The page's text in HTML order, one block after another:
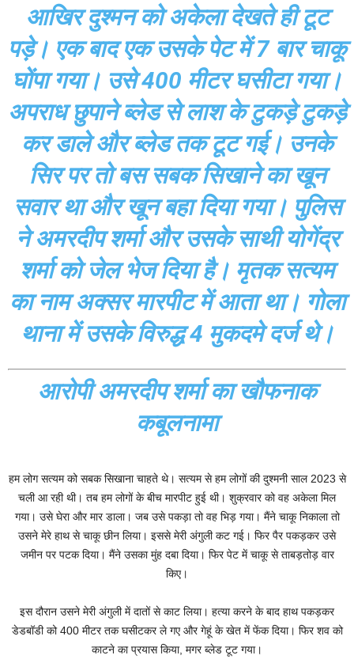
आखिर दुश्मन को अकेला देखते ही टूट
पड़े। एक बाद एक उसके पेट में 7 बार चाकू
घोंपा गया। उसे 400 मीटर घसीटा गया।
अपराध छुपाने ब्लेड से लाश के टुकड़े टुकड़े
कर डाले और ब्लेड तक टूट गई। उनके
सिर पर तो बस सबक सिखाने का खून
सवार था और खून बहा दिया गया। पुलिस
ने अमरदीप शर्मा और उसके साथी योगेंद्र
शर्मा को जेल भेज दिया है। मृतक सत्यम
का नाम अक्सर मारपीट में आता था। गोला
थाना में उसके विरुद्ध 4 मुकदमे दर्ज थे।
आरोपी अमरदीप शर्मा का खौफनाक
कबूलनामा
हम लोग सत्यम को सबक सिखाना चाहते थे। सत्यम से हम लोगों की दुश्मनी साल 2023 से
चली आ रही थी। तब हम लोगों के बीच मारपीट हुई थी। शुक्रवार को वह अकेला मिल
गया। उसे घेरा और मार डाला। जब उसे पकड़ा तो वह भिड़ गया। मैंने चाकू निकाला तो
उसने मेरे हाथ से चाकू छीन लिया। इससे मेरी अंगुली कट गई। फिर पैर पकड़कर उसे
जमीन पर पटक दिया। मैंने उसका मुंह दबा दिया। फिर पेट में चाकू से ताबड़तोड़ वार
किए।
इस दौरान उसने मेरी अंगुली में दातों से काट लिया। हत्या करने के बाद हाथ पकड़कर
डेडबॉडी को 400 मीटर तक घसीटकर ले गए और गेहूं के खेत में फेंक दिया। फिर शव को
काटने का प्रयास किया, मगर ब्लेड टूट गया।